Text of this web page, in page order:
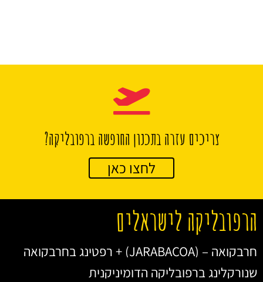
צריכים עזרה בתכנון החופשה ברפובליקה?
לחצו כאן
הרפובליקה לישראלים
חרבקואה – (JARABACOA) + רפטינג בחרבקואה
שנורקלינג ברפובליקה הדומיניקנית